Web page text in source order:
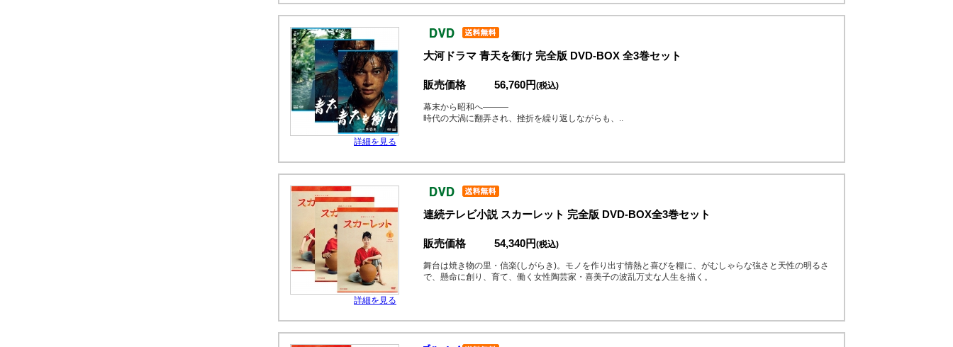
詳細を見る
大河ドラマ 青天を衝け 完全版 DVD-BOX 全3巻セット
販売価格 56,760円(税込)
幕末から昭和へ―――
時代の大渦に翻弄され、挫折を繰り返しながらも、..
詳細を見る
連続テレビ小説 スカーレット 完全版 DVD-BOX全3巻セット
販売価格 54,340円(税込)
舞台は焼き物の里・信楽(しがらき)。モノを作り出す情熱と喜びを糧に、がむしゃらな強さと天性の明るさ
で、懸命に創り、育て、働く女性陶芸家・喜美子の波乱万丈な人生を描く。